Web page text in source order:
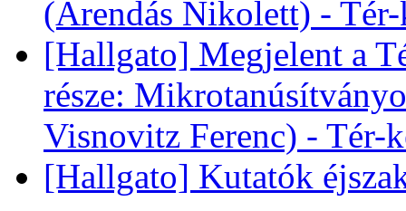
(Árendás Nikolett) -
[Hallgato] Megjelent a
része:
Visnovitz Ferenc) - Tér-
[Hallgato] Kutatók